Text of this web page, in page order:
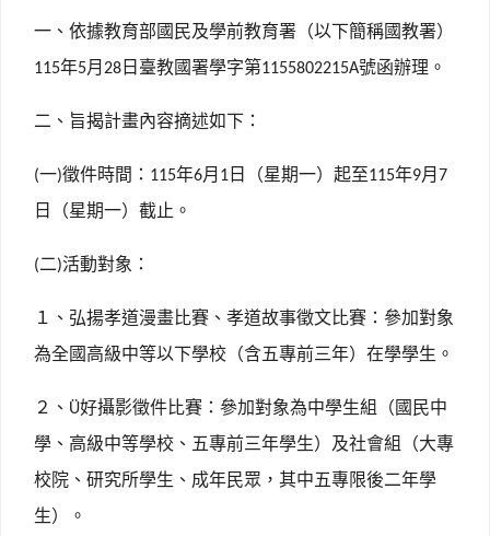
一、依據教育部國民及學前教育署（以下簡稱國教署）
115年5月 28 日臺教國署學字第1155802215A號函辦理。
二、旨揭計畫內容摘述如下：
(一)徵件時間： 115年6月 1 日（星期一）起至115年9月 7
日（星期一）截止。
(二)活動對象：
１、弘揚孝道漫畫比賽、孝道故事徵文比賽：參加對象
為全國高級中等以下學校（含五專前三年）在學學生。
２、 Ü好攝影徵件比賽：參加對象為中學生組（國民中
學、高級中等學校、五專前三年學生）及社會組（大專
校院、研究所學生、成年民眾，其中五專限後二年學
生）。